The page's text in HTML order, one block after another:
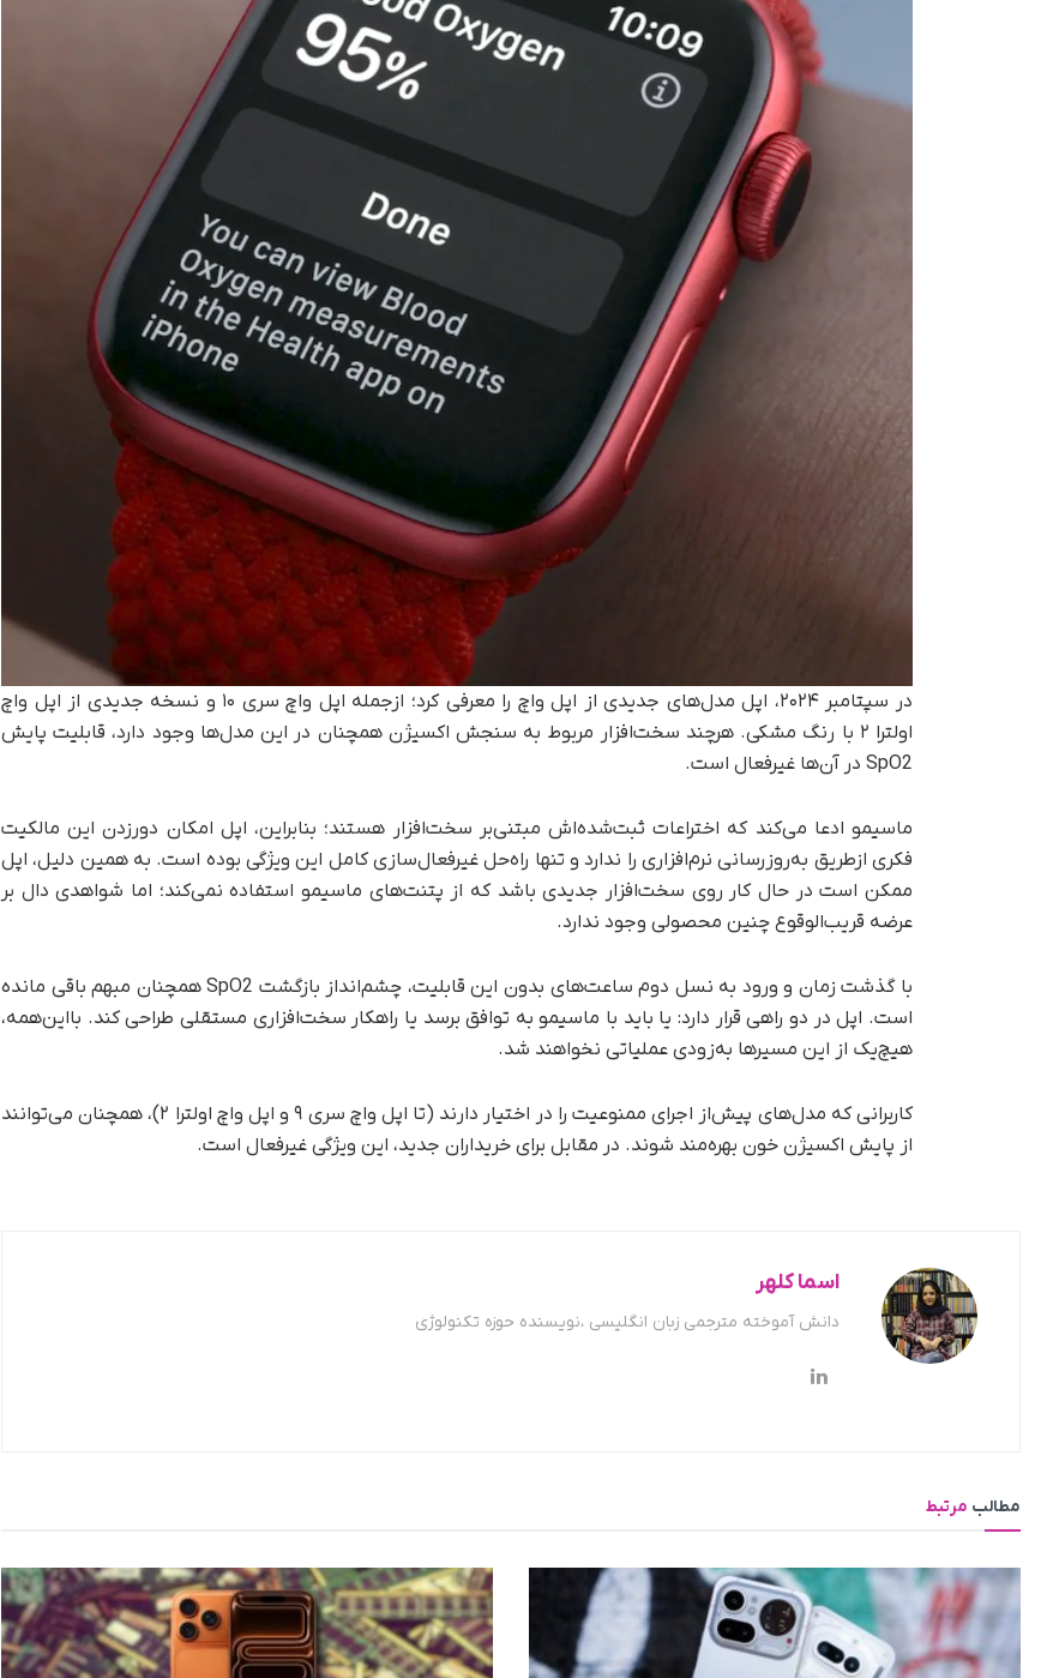
در سپتامبر ۲۰۲۴، اپل مدل‌های جدیدی از اپل واچ را معرفی کرد؛ ازجمله اپل واچ سری ۱۰ و نسخه جدیدی از اپل واچ
اولترا ۲ با رنگ مشکی. هرچند سخت‌افزار مربوط به سنجش اکسیژن همچنان در این مدل‌ها وجود دارد، قابلیت پایش
SpO2 در آن‌ها غیرفعال است.
ماسیمو ادعا می‌کند که اختراعات ثبت‌شده‌اش مبتنی‌بر سخت‌افزار هستند؛ بنابراین، اپل امکان دورزدن این مالکیت
فکری ازطریق به‌روزرسانی نرم‌افزاری را ندارد و تنها راه‌حل غیرفعال‌سازی کامل این ویژگی بوده است. به همین دلیل، اپل
ممکن است در حال کار روی سخت‌افزار جدیدی باشد که از پتنت‌های ماسیمو استفاده نمی‌کند؛ اما شواهدی دال بر
عرضه قریب‌الوقوع چنین محصولی وجود ندارد.
با گذشت زمان و ورود به نسل دوم ساعت‌های بدون این قابلیت، چشم‌انداز بازگشت SpO2 همچنان مبهم باقی مانده
است. اپل در دو راهی قرار دارد: یا باید با ماسیمو به توافق برسد یا راهکار سخت‌افزاری مستقلی طراحی کند. بااین‌همه‌،
هیچ‌یک از این مسیرها به‌زودی عملیاتی نخواهند شد.
کاربرانی که مدل‌های پیش‌از اجرای ممنوعیت را در اختیار دارند (تا اپل واچ سری ۹ و اپل واچ اولترا ۲)، همچنان می‌توانند
از پایش اکسیژن خون بهره‌مند شوند. در مقابل برای خریداران جدید، این ویژگی غیرفعال است.
اسما کلهر
دانش آموخته مترجمی زبان انگلیسی ،نویسنده حوزه تکنولوژی
مطالب مرتبط